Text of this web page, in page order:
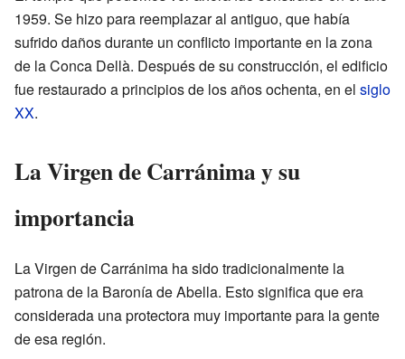
1959. Se hizo para reemplazar al antiguo, que había
sufrido daños durante un conflicto importante en la zona
de la Conca Dellà. Después de su construcción, el edificio
fue restaurado a principios de los años ochenta, en el siglo
XX.
La Virgen de Carránima y su
importancia
La Virgen de Carránima ha sido tradicionalmente la
patrona de la Baronía de Abella. Esto significa que era
considerada una protectora muy importante para la gente
de esa región.